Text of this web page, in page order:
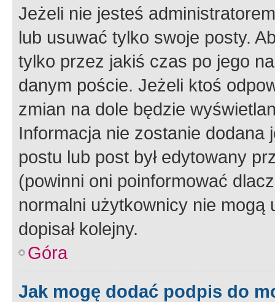
Jeżeli nie jesteś
lub usuwać tylko swoje posty.
tylko przez jakiś czas po jego
danym poście. Jeżeli ktoś
zmian na dole będzie
Informacja nie zostanie dodana
postu lub post był edytowany
(powinni oni poinformować
normalni użytkownicy nie
dopisał kolejny.
Góra
Jak mogę dodać podpis do